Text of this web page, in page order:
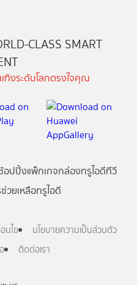
CLASS SMART
งระดับโลกตรงใจคุณ
อปปิ้งแพ็กเกจกล่องทรูไอดีทีวี
วยเหลือทรูไอดี
นไข
นโยบายความเป็นส่วนตัว
ติดต่อเรา